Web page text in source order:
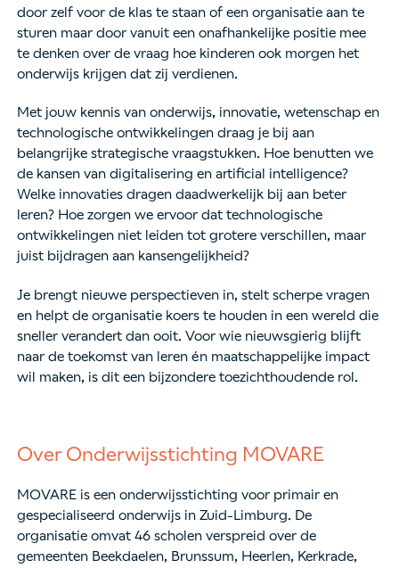
door zelf voor de klas te staan of een organisatie aan te
sturen maar door vanuit een onafhankelijke positie mee
te denken over de vraag hoe kinderen ook morgen het
onderwijs krijgen dat zij verdienen.
Met jouw kennis van onderwijs, innovatie, wetenschap en
technologische ontwikkelingen draag je bij aan
belangrijke strategische vraagstukken. Hoe benutten we
de kansen van digitalisering en artificial intelligence?
Welke innovaties dragen daadwerkelijk bij aan beter
leren? Hoe zorgen we ervoor dat technologische
ontwikkelingen niet leiden tot grotere verschillen, maar
juist bijdragen aan kansengelijkheid?
Je brengt nieuwe perspectieven in, stelt scherpe vragen
en helpt de organisatie koers te houden in een wereld die
sneller verandert dan ooit. Voor wie nieuwsgierig blijft
naar de toekomst van leren én maatschappelijke impact
wil maken, is dit een bijzondere toezichthoudende rol.
Over Onderwijsstichting MOVARE
MOVARE is een onderwijsstichting voor primair en
gespecialiseerd onderwijs in Zuid-Limburg. De
organisatie omvat 46 scholen verspreid over de
gemeenten Beekdaelen, Brunssum, Heerlen, Kerkrade,